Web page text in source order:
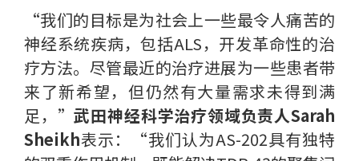
“我们的目标是为社会上一些最令人痛苦的
神经系统疾病，包括ALS，开发革命性的治
疗方法。尽管最近的治疗进展为一些患者带
来了新希望，但仍然有大量需求未得到满
足，” 武田神经科学治疗领域负责人Sarah
Sheikh表示：“我们认为AS-202具有独特